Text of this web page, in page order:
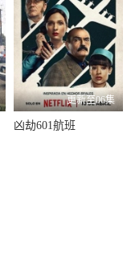
更新至06集
凶劫601航班